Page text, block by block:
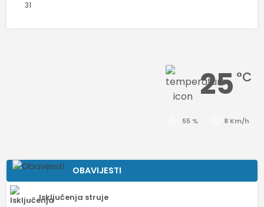
25 °C
55 % 8 Km/h
31
OBAVIJESTI
Isključenja struje